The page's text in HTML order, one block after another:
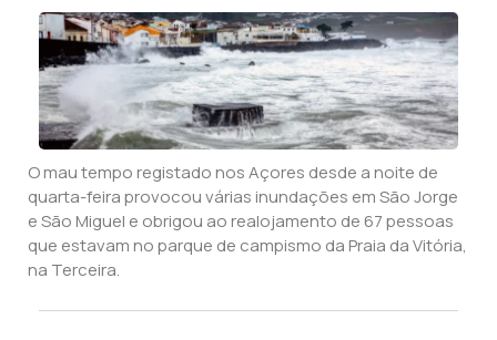
O mau tempo registado nos Açores desde a noite de
quarta-feira provocou várias inundações em São Jorge
e São Miguel e obrigou ao realojamento de 67 pessoas
que estavam no parque de campismo da Praia da Vitória,
na Terceira.